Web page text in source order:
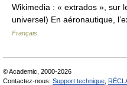
Wikimedia : « extrados », sur
universel) En aéronautique,
Français
© Academic, 2000-2026
Contactez-nous: Support technique